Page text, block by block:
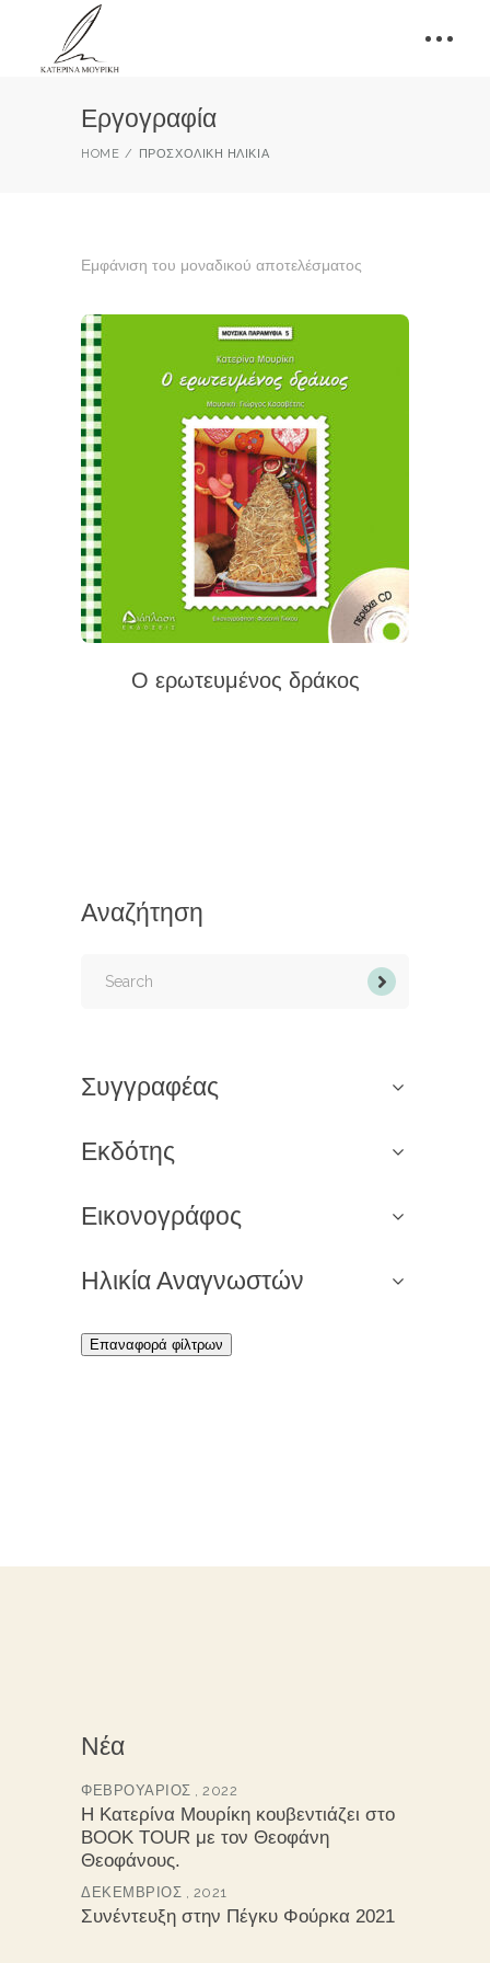
Εργογραφία
HOME ΠΡΟΣΧΟΛΙΚΉ ΗΛΙΚΊΑ
Εμφάνιση του μοναδικού αποτελέσματος
Ο ερωτευμένος δράκος
Αναζήτηση
Συγγραφέας
Εκδότης
Εικονογράφος
Ηλικία Αναγνωστών
Επαναφορά φίλτρων
Νέα
ΦΕΒΡΟΥΆΡΙΟΣ , 2022
Η Κατερίνα Μουρίκη κουβεντιάζει στο
BOOK TOUR με τον Θεοφάνη
Θεοφάνους.
ΔΕΚΈΜΒΡΙΟΣ , 2021
Συνέντευξη στην Πέγκυ Φούρκα 2021